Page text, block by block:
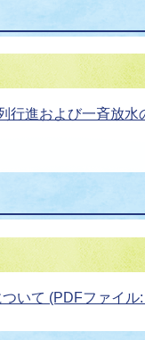
行進および一斉放水
いて (PDFファイル